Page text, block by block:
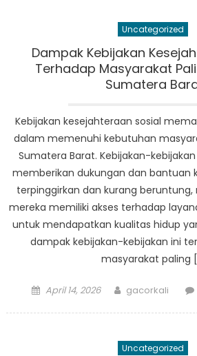
Uncategorized
Dampak Kebijakan
Terhadap Masyarakat
Sumatera
Kebijakan kesejahteraan sosial
dalam memenuhi kebutuhan
Sumatera Barat. Kebijakan-
memberikan dukungan dan bantuan
terpinggirkan dan kurang
mereka memiliki akses terhadap
untuk mendapatkan kualitas hidup
dampak kebijakan-kebijakan ini
masyarakat paling
Posted
April 14, 2026 Author
gacorkali
Uncategorized